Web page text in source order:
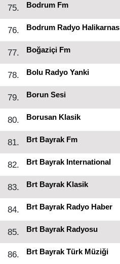
75. Bodrum Fm
76. Bodrum Radyo Halikarnas
77. Boğaziçi Fm
78. Bolu Radyo Yanki
79. Borun Sesi
80. Borusan Klasik
81. Brt Bayrak Fm
82. Brt Bayrak International
83. Brt Bayrak Klasik
84. Brt Bayrak Radyo Haber
85. Brt Bayrak Radyosu
86. Brt Bayrak Türk Müziği